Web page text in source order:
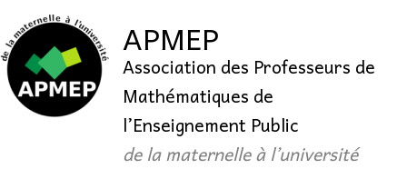
APMEP
Association des Professeurs de
Mathématiques de
l’Enseignement Public
de la maternelle à l’université